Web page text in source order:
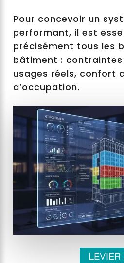
Pour concevoir un
performant, il est
précisément tous les
bâtiment :
usages réels, confort
d’occupation.
LEVIER